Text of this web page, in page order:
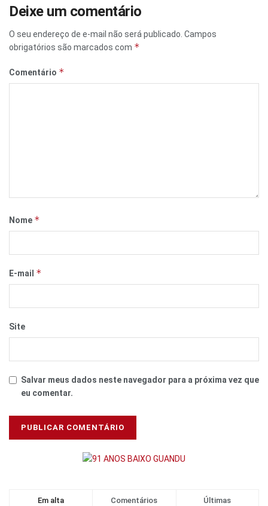
Deixe um comentário
O seu endereço de e-mail não será publicado. Campos
obrigatórios são marcados com *
Comentário *
Nome *
E-mail *
Site
Salvar meus dados neste navegador para a próxima vez que
eu comentar.
Em alta Comentários Últimas